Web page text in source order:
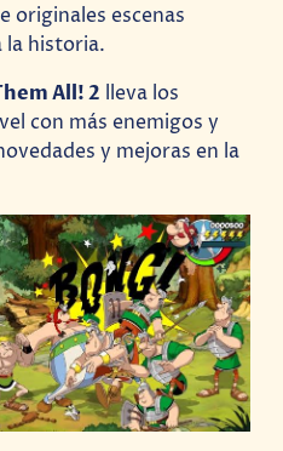
originales escenas
la historia.
All! 2 lleva los
con más enemigos y
y mejoras en la